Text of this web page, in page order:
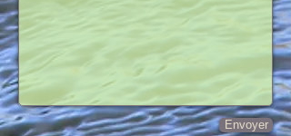
Envoyer